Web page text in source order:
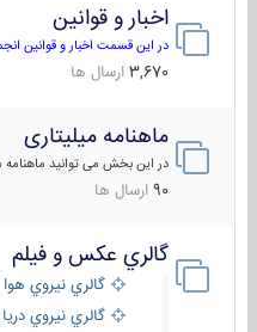
اخبار و قوانین
در این قسمت اخبار و قوانین
3,670 ارسال ها
ماهنامه میلیتاری
در این بخش می توانید ماهنامه
90 ارسال ها
گالري عكس و فيلم
گالري نيروي هوايي
گالري نيروي دريايي